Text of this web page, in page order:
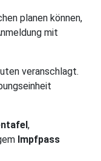
planen können,
mit
veranschlagt.
,
Impfpass